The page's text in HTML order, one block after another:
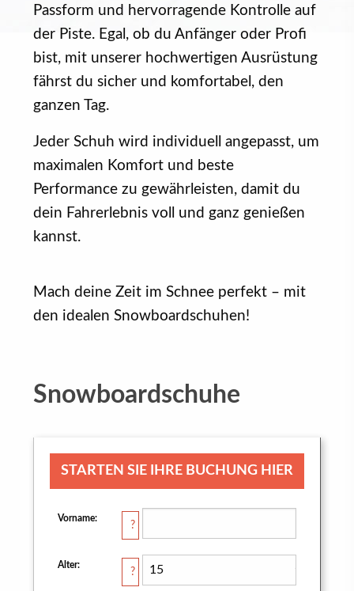
Passform und hervorragende Kontrolle auf
der Piste. Egal, ob du Anfänger oder Profi
bist, mit unserer hochwertigen Ausrüstung
fährst du sicher und komfortabel, den
ganzen Tag.
Jeder Schuh wird individuell angepasst, um
maximalen Komfort und beste
Performance zu gewährleisten, damit du
dein Fahrerlebnis voll und ganz genießen
kannst.
Mach deine Zeit im Schnee perfekt – mit
den idealen Snowboardschuhen!
Snowboardschuhe
STARTEN SIE IHRE BUCHUNG HIER
Vorname:
?
Alter:
?